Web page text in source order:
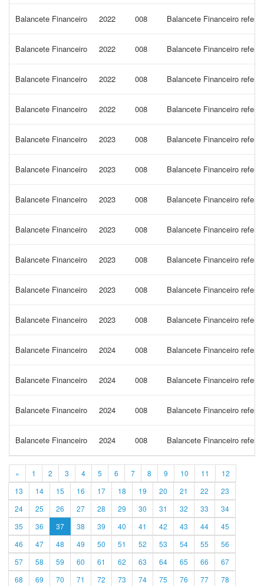
Balancete Financeiro 2022 008 Balancete Financeiro
Balancete Financeiro 2022 008 Balancete Financeiro
Balancete Financeiro 2022 008 Balancete Financeiro
Balancete Financeiro 2022 008 Balancete Financeiro
Balancete Financeiro 2023 008 Balancete Financeiro
Balancete Financeiro 2023 008 Balancete Financeiro
Balancete Financeiro 2023 008 Balancete Financeiro
Balancete Financeiro 2023 008 Balancete Financeiro
Balancete Financeiro 2023 008 Balancete Financeiro
Balancete Financeiro 2023 008 Balancete Financeiro
Balancete Financeiro 2023 008 Balancete Financeiro
Balancete Financeiro 2024 008 Balancete Financeiro
Balancete Financeiro 2024 008 Balancete Financeiro
Balancete Financeiro 2024 008 Balancete Financeiro
Balancete Financeiro 2024 008 Balancete Financeiro
« 1 2 3 4 5 6 7 8 9 10 11
12
13
14 15 16 17 18 19 20 21 22
23
24
25 26 27 28 29 30 31 32 33
34
35
36 37 38 39 40 41 42 43 44
45
46
47 48 49 50 51 52 53 54 55
56
57
58 59 60 61 62 63 64 65 66
67
68
69 70 71 72 73 74 75 76 77 78